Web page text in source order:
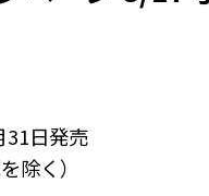
31日発売
除く）